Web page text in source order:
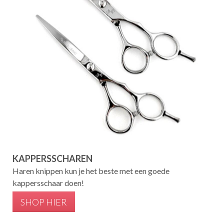
KAPPERSSCHAREN
Haren knippen kun je het beste met een goede
kappersschaar doen!
SHOP HIER